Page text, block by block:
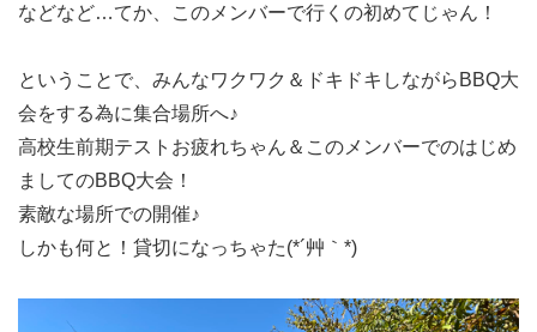
などなど…てか、このメンバーで行くの初めてじゃん！
ということで、みんなワクワク＆ドキドキしながらBBQ大
会をする為に集合場所へ♪
高校生前期テストお疲れちゃん＆このメンバーでのはじめ
ましてのBBQ大会！
素敵な場所での開催♪
しかも何と！貸切になっちゃた(*´艸｀*)